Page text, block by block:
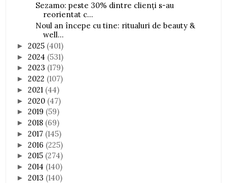
Sezamo: peste 30% dintre clienți s-au
reorientat c...
Noul an începe cu tine: ritualuri de beauty &
well...
►2025 (401)
►2024 (531)
►2023 (179)
►2022 (107)
►2021 (44)
►2020 (47)
►2019 (59)
►2018 (69)
►2017 (145)
►2016 (225)
►2015 (274)
►2014 (140)
►2013 (140)